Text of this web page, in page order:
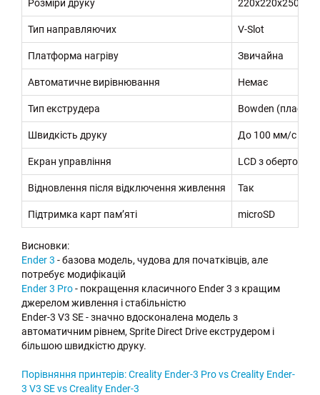
Розміри друку 220x220x250 мм
Тип направляючих V-Slot
Платформа нагріву Звичайна
Автоматичне вирівнювання Немає
Тип екструдера Bowden
Швидкість друку До 100 мм/с
Екран управління LCD з
Відновлення після відключення живлення Так
Підтримка карт пам’яті microSD
Висновки:
Ender 3 - базова модель, чудова для початківців, але
потребує модифікацій
Ender 3 Pro- покращення класичного Ender 3 з кращим
джерелом живлення і стабільністю
Ender-3 V3 SE - значно вдосконалена модель з
автоматичним рівнем, Sprite Direct Drive екструдером і
більшою швидкістю друку.
Порівняння принтерів: Creality Ender-3 Pro vs Creality Ender-
3 V3 SE vs Creality Ender-3